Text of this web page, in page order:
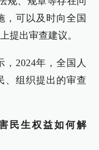
，可以及时向全国
提出审查建议。
2024年，全国人
、组织提出的审查
民生权益如何解